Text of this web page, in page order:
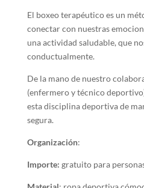
El boxeo terapéutico es un
conectar con nuestras
una actividad saludable, que
conductualmente.
De la mano de nuestro
(enfermero y técnico
esta disciplina deportiva de
segura.
Organización:
Importe: gratuito para